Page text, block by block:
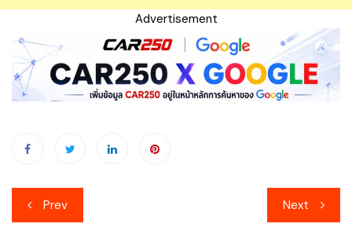
Advertisement
เมนู
นำทาง
Prev Next